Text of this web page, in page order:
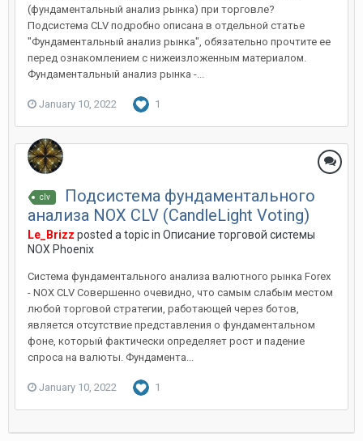
(фундаментальный анализ рынка) при торговле?
Подсистема CLV подробно описана в отдельной статье
"Фундаментальный анализ рынка", обязательно прочтите ее
перед ознакомлением с нижеизложенным материалом.
Фундаментальный анализ рынка -...
January 10, 2022 1
clv
Подсистема фундаментального
анализа NOX CLV (CandleLight Voting)
Le_Brizz posted a topic in Описание торговой системы
NOX Phoenix
Система фундаментального анализа валютного рынка Forex
- NOX CLV Совершенно очевидно, что самым слабым местом
любой торговой стратегии, работающей через ботов,
является отсутствие представления о фундаментальном
фоне, который фактически определяет рост и падение
спроса на валюты. Фундамента...
January 10, 2022 1